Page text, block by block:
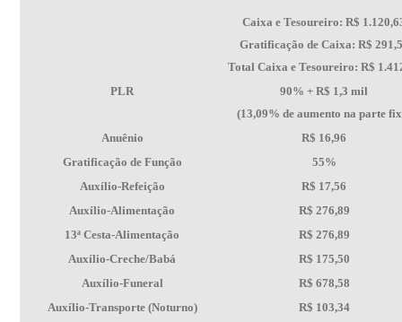
Caixa e Tesoureiro: R$
Gratificação de Caixa: R$
Total Caixa e Tesoureiro: R$
PLR
90% + R$ 1,3 mil
(13,09% de aumento na parte
Anuênio
R$ 16,96
Gratificação de Função
55%
Auxílio-Refeição
R$ 17,56
Auxílio-Alimentação
R$ 276,89
13ª Cesta-Alimentação
R$ 276,89
Auxílio-Creche/Babá
R$ 175,50
Auxílio-Funeral
R$ 678,58
Auxílio-Transporte (Noturno)
R$ 103,34